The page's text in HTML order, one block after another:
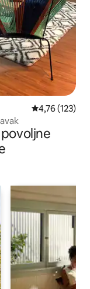
Prosječna
4,76 (123)